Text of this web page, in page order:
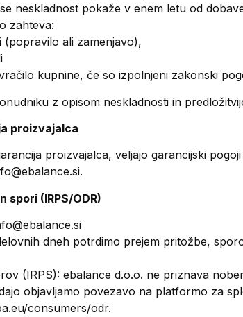
neskladnost pokaže v enem letu od
zahteva:
ali zamenjavo),
kupnine, če so izpolnjeni zakonski
z opisom neskladnosti in
proizvajalca
proizvajalca, veljajo garancijski
spori (IRPS/ODR)
dneh potrdimo prejem pritožbe,
(IRPS): ebalance d.o.o. ne priznava
objavljamo povezavo na platformo za
consumers/odr.